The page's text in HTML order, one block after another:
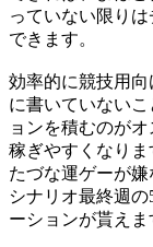
っていない限り
できます。
効率的に競技用
に書いていない
ョンを積むのが
稼ぎやすくなりま
たづな運ゲーが
シナリオ最終週
ーションが貰えま